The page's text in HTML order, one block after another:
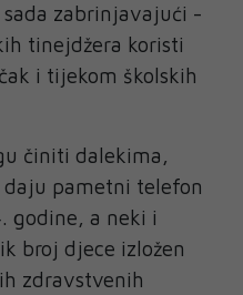
sada zabrinjavajući -
tinejdžera koristi
i tijekom školskih
činiti dalekima,
pametni telefon
godine, a neki i
broj djece izložen
zdravstvenih